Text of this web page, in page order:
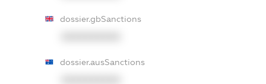
dossier.gbSanctions
dossier.ausSanctions